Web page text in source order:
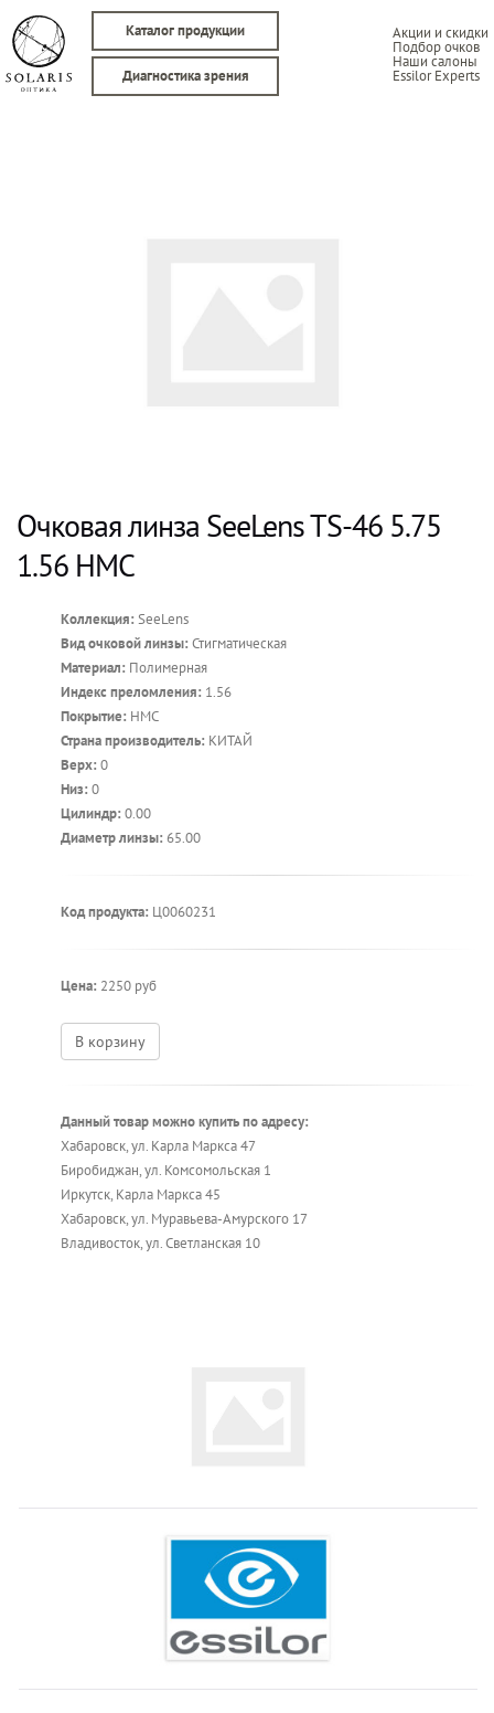
Каталог продукции Акции и скидки
Подбор очков
Наши салоны
Essilor Experts
Диагностика зрения
Очковая линза SeeLens TS-46 5.75
1.56 HMC
Коллекция: SeeLens
Вид очковой линзы: Стигматическая
Материал: Полимерная
Индекс преломления: 1.56
Покрытие: HMC
Страна производитель: КИТАЙ
Верх: 0
Низ: 0
Цилиндр: 0.00
Диаметр линзы: 65.00
Код продукта: Ц0060231
Цена: 2250 руб
В корзину
Данный товар можно купить по адресу:
Хабаровск, ул. Карла Маркса 47
Биробиджан, ул. Комсомольская 1
Иркутск, Карла Маркса 45
Хабаровск, ул. Муравьева-Амурского 17
Владивосток, ул. Светланская 10